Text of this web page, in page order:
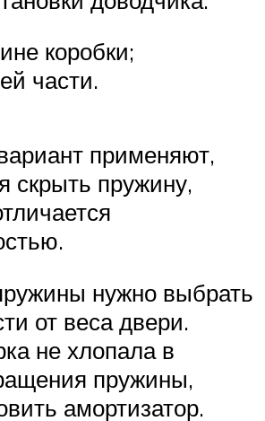
коробки;
части.
применяют,
скрыть пружину,
нужно выбрать
от веса двери.
не хлопала в
пружины,
амортизатор.